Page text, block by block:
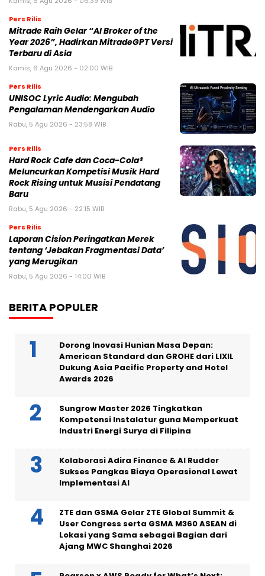
Pers Rilis
Mitrade Raih Gelar “AI Broker of the
Year 2026”, Hadirkan MitradeGPT Versi
Terbaru di Asia
Kamis, 6 Agu 2026 - 02:00 WIB
Pers Rilis
UNISOC Lyric Audio: Mengubah
Pengalaman Mendengarkan Audio
Rabu, 5 Agu 2026 - 23:58 WIB
Pers Rilis
Hard Rock Cafe dan Coca-Cola®
Meluncurkan Kompetisi Musik Hard
Rock Rising untuk Musisi Pendatang
Baru
Rabu, 5 Agu 2026 - 22:15 WIB
Pers Rilis
Laporan Cision Peringatkan Merek
tentang ‘Jebakan Fragmentasi Data’
yang Merugikan
Rabu, 5 Agu 2026 - 14:00 WIB
BERITA POPULER
Dorong Inovasi Hunian Masa Depan:
American Standard dan GROHE dari LIXIL
Dukung Asia Pacific Property and Hotel
Awards 2026
Sungrow Master 2026 Tingkatkan
Kompetensi Instalatur guna Memperkuat
Industri Energi Surya di Filipina
Kolaborasi Adira Finance & AI Rudder
Sukses Pangkas Biaya Operasional Lewat
Implementasi AI
ZTE dan GSMA Gelar ZTE Global Summit &
User Congress serta GSMA M360 ASEAN di
Lokasi yang Sama sebagai Bagian dari
Ajang MWC Shanghai 2026